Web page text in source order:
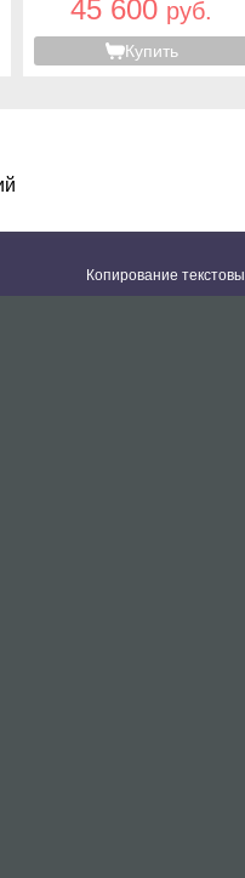
45 600 руб.
Купить
Копирование